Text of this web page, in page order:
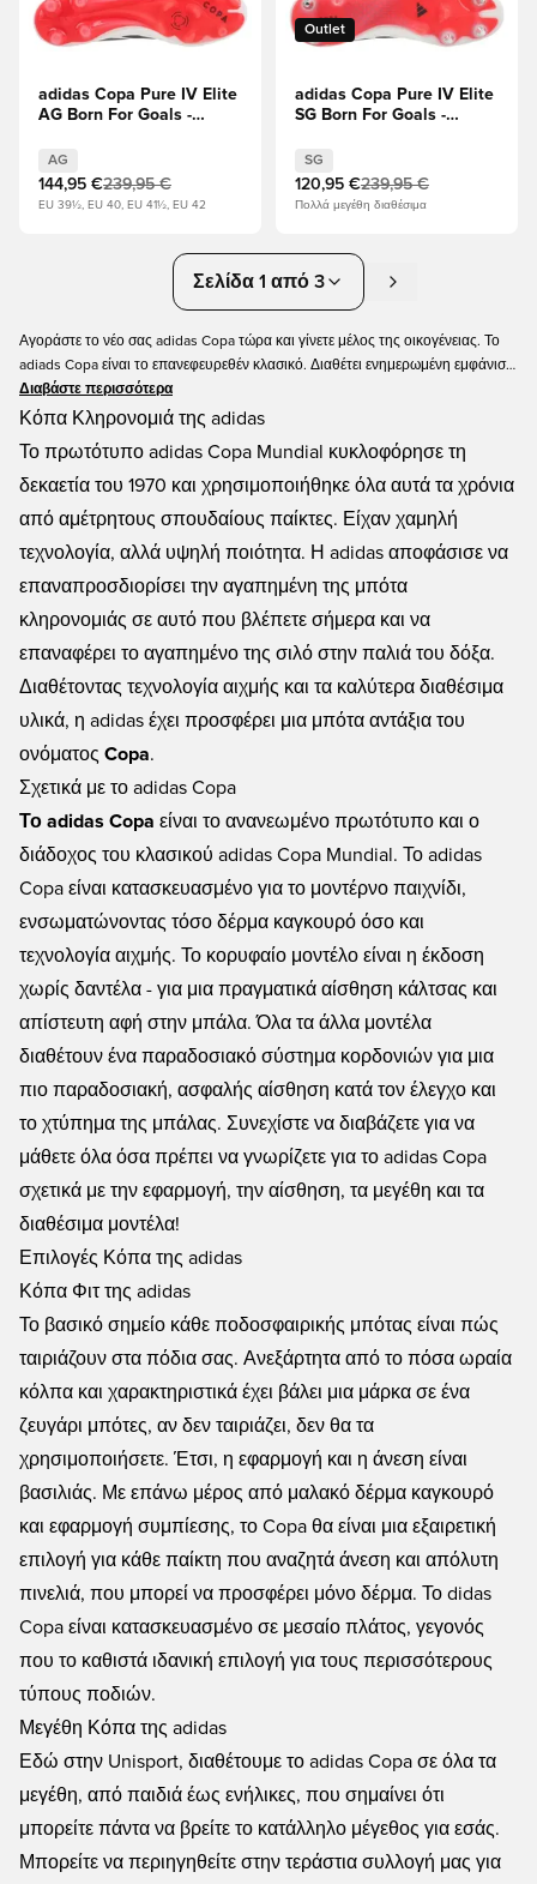
adidas Copa Pure IV Elite
AG Born For Goals -
Μηδέν Μεταλλικό/
μαύρο/Διαυγές κόκκινο
AG
144,95 €239,95 €
EU 39½, EU 40, EU 41½, EU 42
Outlet
adidas Copa Pure IV Elite
SG Born For Goals -
Μηδέν Μεταλλικό/
μαύρο/Διαυγές κόκκινο
SG
120,95 €239,95 €
Πολλά μεγέθη διαθέσιμα
Σελίδα 1 από 3
Αγοράστε το νέο σας adidas Copa τώρα και γίνετε μέλος της οικογένειας. Το
adiads Copa είναι το επανεφευρεθέν κλασικό. Διαθέτει ενημερωμένη εμφάνιση
και τεχνολογία. Είναι κορυφαία ποιότητα και η καλύτερη δυνατή άνεση.
Υπάρχουν από τη δεκαετία του '80 και παραμένουν φαβορί. Αν ψάχνετε να
σε μεγέθη τόσο για ενήλικες όσο και για παιδιά.
Διαβάστε περισσότερα
Κόπα Κληρονομιά της adidas
Το πρωτότυπο adidas Copa Mundial κυκλοφόρησε τη
δεκαετία του 1970 και χρησιμοποιήθηκε όλα αυτά τα χρόνια
από αμέτρητους σπουδαίους παίκτες. Είχαν χαμηλή
τεχνολογία, αλλά υψηλή ποιότητα. Η adidas αποφάσισε να
επαναπροσδιορίσει την αγαπημένη της μπότα
κληρονομιάς σε αυτό που βλέπετε σήμερα και να
επαναφέρει το αγαπημένο της σιλό στην παλιά του δόξα.
Διαθέτοντας τεχνολογία αιχμής και τα καλύτερα διαθέσιμα
υλικά, η adidas έχει προσφέρει μια μπότα αντάξια του
ονόματος Copa.
Σχετικά με το adidas Copa
Το adidas Copa είναι το ανανεωμένο πρωτότυπο και ο
διάδοχος του κλασικού adidas Copa Mundial. Το adidas
Copa είναι κατασκευασμένο για το μοντέρνο παιχνίδι,
ενσωματώνοντας τόσο δέρμα καγκουρό όσο και
τεχνολογία αιχμής. Το κορυφαίο μοντέλο είναι η έκδοση
χωρίς δαντέλα - για μια πραγματικά αίσθηση κάλτσας και
απίστευτη αφή στην μπάλα. Όλα τα άλλα μοντέλα
διαθέτουν ένα παραδοσιακό σύστημα κορδονιών για μια
πιο παραδοσιακή, ασφαλής αίσθηση κατά τον έλεγχο και
το χτύπημα της μπάλας. Συνεχίστε να διαβάζετε για να
μάθετε όλα όσα πρέπει να γνωρίζετε για το adidas Copa
σχετικά με την εφαρμογή, την αίσθηση, τα μεγέθη και τα
διαθέσιμα μοντέλα!
Επιλογές Κόπα της adidas
Κόπα Φιτ της adidas
Το βασικό σημείο κάθε ποδοσφαιρικής μπότας είναι πώς
ταιριάζουν στα πόδια σας. Ανεξάρτητα από το πόσα ωραία
κόλπα και χαρακτηριστικά έχει βάλει μια μάρκα σε ένα
ζευγάρι μπότες, αν δεν ταιριάζει, δεν θα τα
χρησιμοποιήσετε. Έτσι, η εφαρμογή και η άνεση είναι
βασιλιάς. Με επάνω μέρος από μαλακό δέρμα καγκουρό
και εφαρμογή συμπίεσης, το Copa θα είναι μια εξαιρετική
επιλογή για κάθε παίκτη που αναζητά άνεση και απόλυτη
πινελιά, που μπορεί να προσφέρει μόνο δέρμα. Το didas
Copa είναι κατασκευασμένο σε μεσαίο πλάτος, γεγονός
που το καθιστά ιδανική επιλογή για τους περισσότερους
τύπους ποδιών.
Μεγέθη Κόπα της adidas
Εδώ στην Unisport, διαθέτουμε το adidas Copa σε όλα τα
μεγέθη, από παιδιά έως ενήλικες, που σημαίνει ότι
μπορείτε πάντα να βρείτε το κατάλληλο μέγεθος για εσάς.
Μπορείτε να περιηγηθείτε στην τεράστια συλλογή μας για